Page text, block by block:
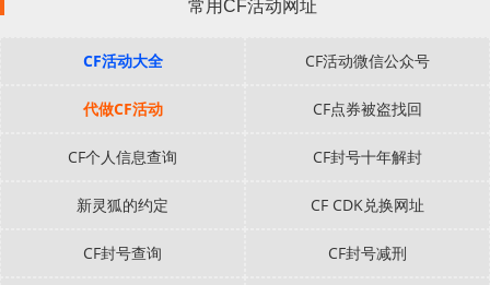
常用CF活动网址
CF活动大全 CF活动微信公众号
代做CF活动 CF点券被盗找回
CF个人信息查询 CF封号十年解封
新灵狐的约定 CF CDK兑换网址
CF封号查询 CF封号减刑